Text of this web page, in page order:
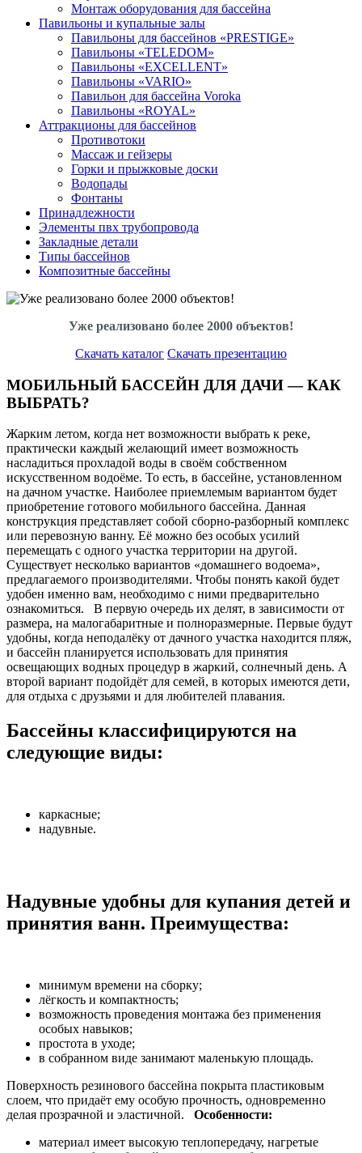
Монтаж оборудования для бассейна
Павильоны и купальные залы
Павильоны для бассейнов «PRESTIGE»
Павильоны «TELEDOM»
Павильоны «EXCELLENT»
Павильоны «VARIO»
Павильон для бассейна Voroka
Павильоны «ROYAL»
Аттракционы для бассейнов
Противотоки
Массаж и гейзеры
Горки и прыжковые доски
Водопады
Фонтаны
Принадлежности
Элементы пвх трубопровода
Закладные детали
Типы бассейнов
Композитные бассейны
Уже реализовано более 2000 объектов!
Скачать каталог Скачать презентацию
МОБИЛЬНЫЙ БАССЕЙН ДЛЯ ДАЧИ — КАК
ВЫБРАТЬ?
Жарким летом, когда нет возможности выбрать к реке,
практически каждый желающий имеет возможность
насладиться прохладой воды в своём собственном
искусственном водоёме. То есть, в бассейне, установленном
на дачном участке. Наиболее приемлемым вариантом будет
приобретение готового мобильного бассейна. Данная
конструкция представляет собой сборно-разборный комплекс
или перевозную ванну. Её можно без особых усилий
перемещать с одного участка территории на другой.
Существует несколько вариантов «домашнего водоема»,
предлагаемого производителями. Чтобы понять какой будет
удобен именно вам, необходимо с ними предварительно
ознакомиться. В первую очередь их делят, в зависимости от
размера, на малогабаритные и полноразмерные. Первые будут
удобны, когда неподалёку от дачного участка находится пляж,
и бассейн планируется использовать для принятия
освещающих водных процедур в жаркий, солнечный день. А
второй вариант подойдёт для семей, в которых имеются дети,
для отдыха с друзьями и для любителей плавания.
Бассейны классифицируются на
следующие виды:
каркасные;
надувные.
Надувные удобны для купания детей и
принятия ванн. Преимущества:
минимум времени на сборку;
лёгкость и компактность;
возможность проведения монтажа без применения
особых навыков;
простота в уходе;
в собранном виде занимают маленькую площадь.
Поверхность резинового бассейна покрыта пластиковым
слоем, что придаёт ему особую прочность, одновременно
делая прозрачной и эластичной. Особенности:
материал имеет высокую теплопередачу, нагретые